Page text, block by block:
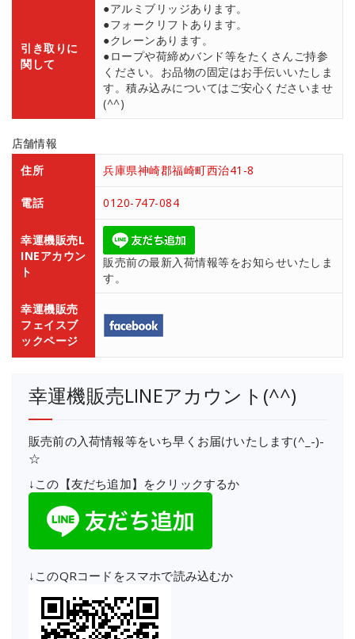
引き取りに
関して
●アルミブリッジあります。
●フォークリフトあります。
●クレーンあります。
●ロープや荷締めバンド等をたくさんご持参
ください。お品物の固定はお手伝いいたしま
す。積み込みについてはご安心くださいませ
(^^)
店舗情報
住所
兵庫県神崎郡福崎町西治41-8
電話 0120-747-084
幸運機販売L
INEアカウン
ト
販売前の最新入荷情報等をお知らせいたしま
す。
幸運機販売
フェイスブ
ックページ
幸運機販売LINEアカウント(^^)
販売前の入荷情報等をいち早くお届けいたします(^_-)-
☆
↓この【友だち追加】をクリックするか
↓このQRコードをスマホで読み込むか